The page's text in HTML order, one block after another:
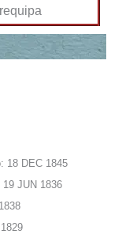
18 DEC 1845
19 JUN 1836